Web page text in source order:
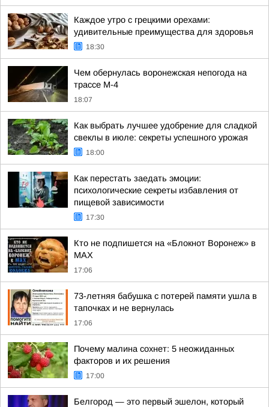
Каждое утро с грецкими орехами:
удивительные преимущества для здоровья
18:30
Чем обернулась воронежская непогода на
трассе М-4
18:07
Как выбрать лучшее удобрение для сладкой
свеклы в июле: секреты успешного урожая
18:00
Как перестать заедать эмоции:
психологические секреты избавления от
пищевой зависимости
17:30
Кто не подпишется на «Блокнот Воронеж» в
МАХ
17:06
73-летняя бабушка с потерей памяти ушла в
тапочках и не вернулась
17:06
Почему малина сохнет: 5 неожиданных
факторов и их решения
17:00
Белгород — это первый эшелон, который